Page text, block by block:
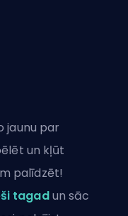
jaunu par
un kļūt
palīdzēt!
tagadun sāc